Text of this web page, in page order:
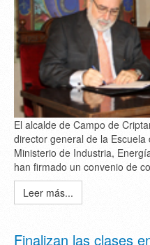
El alcalde de Campo de
director general de la
Ministerio de Industria,
han firmado un convenio de
Leer más...
Finalizan las clases